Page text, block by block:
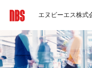
エヌビーエス株式